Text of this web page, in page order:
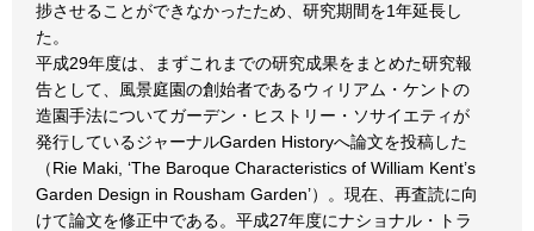
捗させることができなかったため、研究期間を1年延長し
た。
平成29年度は、まずこれまでの研究成果をまとめた研究報
告として、風景庭園の創始者であるウィリアム・ケントの
造園手法についてガーデン・ヒストリー・ソサイエティが
発行しているジャーナルGarden Historyへ論文を投稿した
（Rie Maki, ‘The Baroque Characteristics of William Kent’s
Garden Design in Rousham Garden’）。現在、再査読に向
けて論文を修正中である。平成27年度にナショナル・トラ